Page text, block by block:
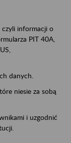
czyli informacji o
PIT 40A,
danych.
niesie za sobą
i uzgodnić